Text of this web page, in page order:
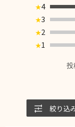
★4
★3
★2
★1
投
絞り込